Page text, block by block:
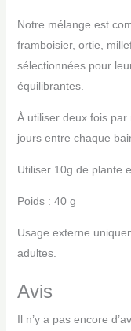
Notre mélange est
framboisier, ortie,
sélectionnées pour
équilibrantes.
À utiliser deux fois par
jours entre chaque
Utiliser 10g de plante
Poids : 40 g
Usage externe
adultes.
Avis
Il n’y a pas encore